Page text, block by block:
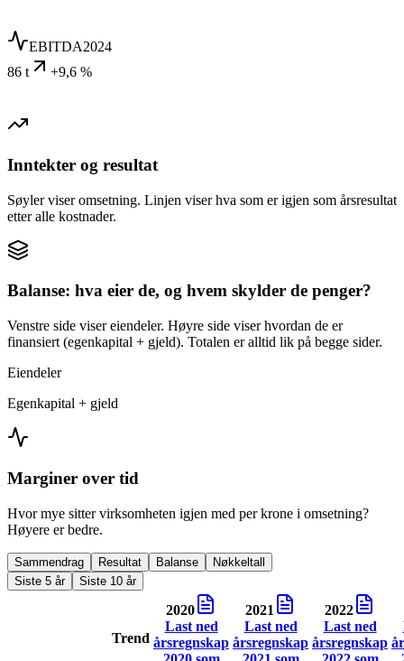
EBITDA2024
86 t
+9,6 %
Inntekter og resultat
Søyler viser omsetning. Linjen viser hva som er igjen som årsresultat
etter alle kostnader.
Balanse: hva eier de, og hvem skylder de penger?
Venstre side viser eiendeler. Høyre side viser hvordan de er
finansiert (egenkapital + gjeld). Totalen er alltid lik på begge sider.
Eiendeler
Egenkapital + gjeld
Marginer over tid
Hvor mye sitter virksomheten igjen med per krone i omsetning?
Høyere er bedre.
Sammendrag Resultat Balanse
Nøkkeltall
Siste 5 år
Siste 10 år
Trend
2020
Last ned
årsregnskap
2021
Last ned
årsregnskap
2022
Last ned
årsregnskap